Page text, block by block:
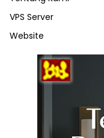
VPS Server
Website